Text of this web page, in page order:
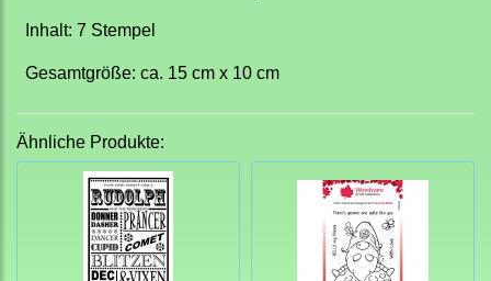
Inhalt: 7 Stempel
Gesamtgröße: ca. 15 cm x 10 cm
Ähnliche Produkte: